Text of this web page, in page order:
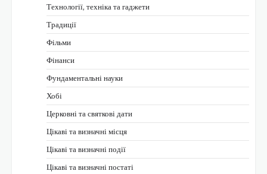
Технології, техніка та гаджети
Традиції
Фільми
Фінанси
Фундаментальні науки
Хобі
Церковні та святкові дати
Цікаві та визначні місця
Цікаві та визначні події
Цікаві та визначні постаті